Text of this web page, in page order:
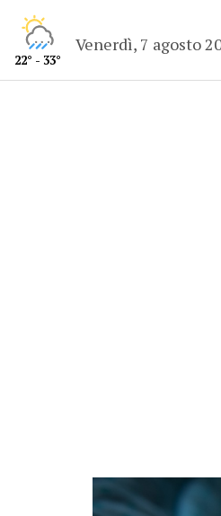
22° - 33°
Venerdì, 7 agosto